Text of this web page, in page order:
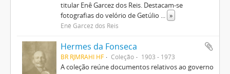
titular Enê Garcez dos Reis. Destacam-se
fotografias do velório de Getúlio ... »
Enê Garcez dos Reis
Hermes da Fonseca
BR RJMRAHI HF Coleção 1903 - 1973
A coleção reúne documentos relativos ao governo